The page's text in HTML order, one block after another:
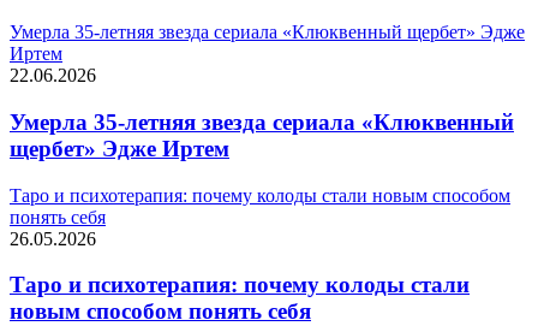
Умерла 35-летняя звезда сериала «Клюквенный щербет» Эдже
Иртем
22.06.2026
Умерла 35-летняя звезда сериала «Клюквенный
щербет» Эдже Иртем
Таро и психотерапия: почему колоды стали новым способом
понять себя
26.05.2026
Таро и психотерапия: почему колоды стали
новым способом понять себя